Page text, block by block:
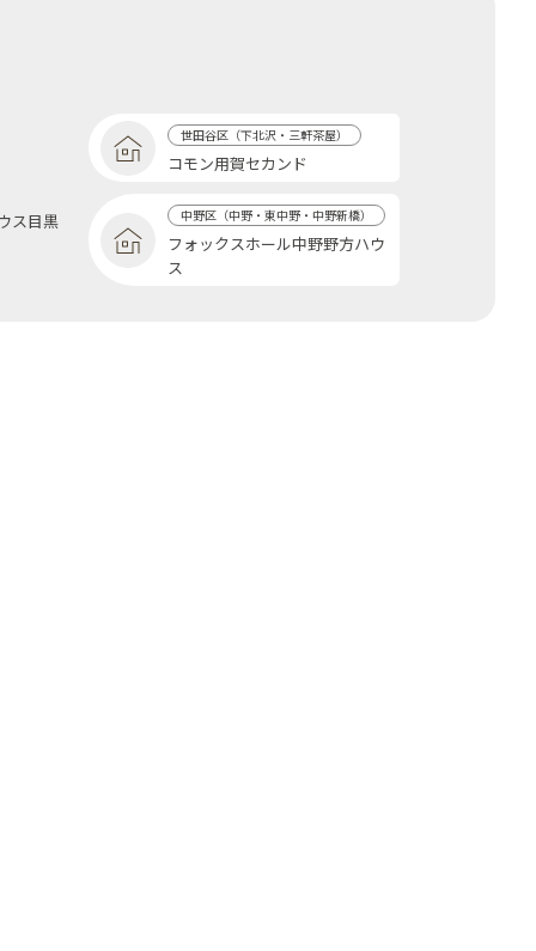
ス目黒
世田谷区（下北沢・三軒茶屋）
コモン用賀セカンド
中野区（中野・東中野・中野新橋）
フォックスホール中野野方ハウ
ス